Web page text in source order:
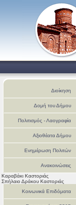
Διοίκηση
Δομή του Δήμου
Πολιτισμός - Λαογραφία
Αξιοθέατα Δήμου
Ενημέρωση Πολιτών
Ανακοινώσεις
Καραβάκι Καστοριάς
Σπήλαιο Δράκου Καστοριάς
Κοινωνικά Επιδόματα